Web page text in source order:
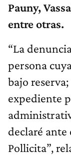
Pauny,
entre otras.
“La
persona
bajo
expediente
declaré ante
Pollicita”,